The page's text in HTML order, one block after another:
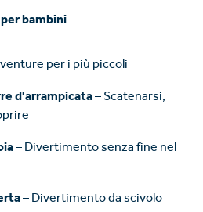
bambini
per i più piccoli
d'arrampicata– Scatenarsi,
– Divertimento senza fine nel
– Divertimento da scivolo